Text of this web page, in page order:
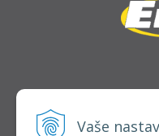
Vaše